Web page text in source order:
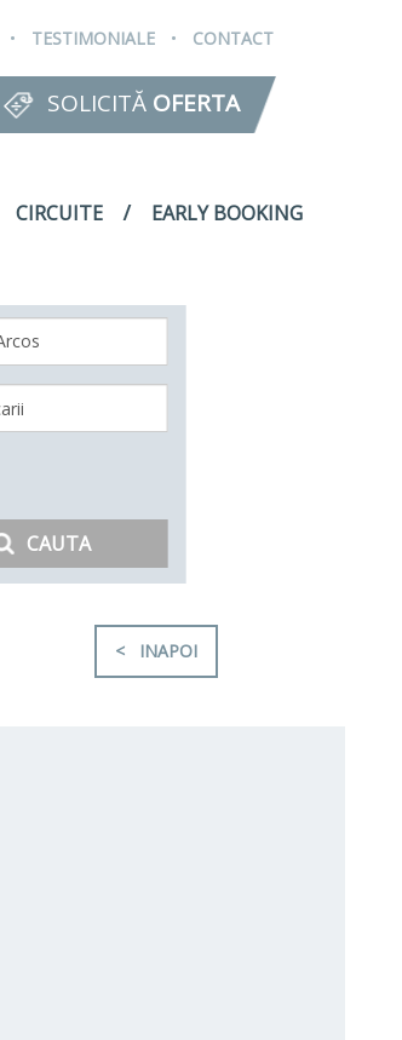
. TESTIMONIALE . CONTACT
SOLICITĂ OFERTA
CIRCUITE EARLY BOOKING
CAUTA
< INAPOI